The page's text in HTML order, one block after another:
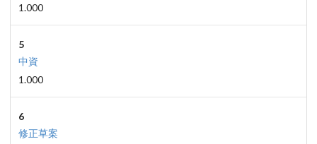
1.000
5
中資
1.000
6
修正草案